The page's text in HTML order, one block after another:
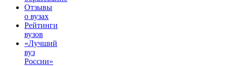
Отзывы
о вузах
Рейтинги
вузов
«Лучший
вуз
России»